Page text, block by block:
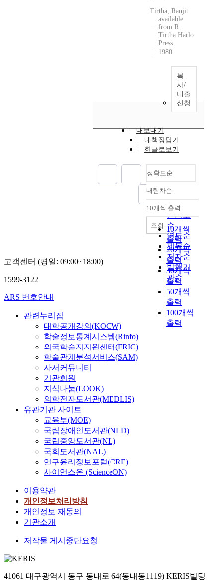
Tirtha, Ranjit
available
from R.
Tirtha Harlo
Press
1980
복
사/
대출
신청
내보내기
내책장담기
한글로보기
정확도순
정확도
순
인기도
순
연도순
제목순
저자순
발행기
관순
내림차순
내림차순
10개씩 출력
10개씩
출력
20개씩
출력
30개씩
출력
50개씩
출력
100개씩
출력
조회
고객센터 (평일: 09:00~18:00)
1599-3122
ARS 번호안내
관련누리집
대학공개강의(KOCW)
학술정보통계시스템(Rinfo)
외국학술지지원센터(FRIC)
학술관계분석서비스(SAM)
사서커뮤니티
기관회원
지식나눔(LOOK)
의학전자도서관(MEDLIS)
유관기관 사이트
교육부(MOE)
국립장애인도서관(NLD)
국립중앙도서관(NL)
국회도서관(NAL)
연구윤리정보포털(CRE)
사이언스온 (ScienceON)
이용약관
개인정보처리방침
개인정보 재동의
기관소개
저작물 게시중단요청
41061 대구광역시 동구 동내로 64(동내동1119) KERIS빌딩